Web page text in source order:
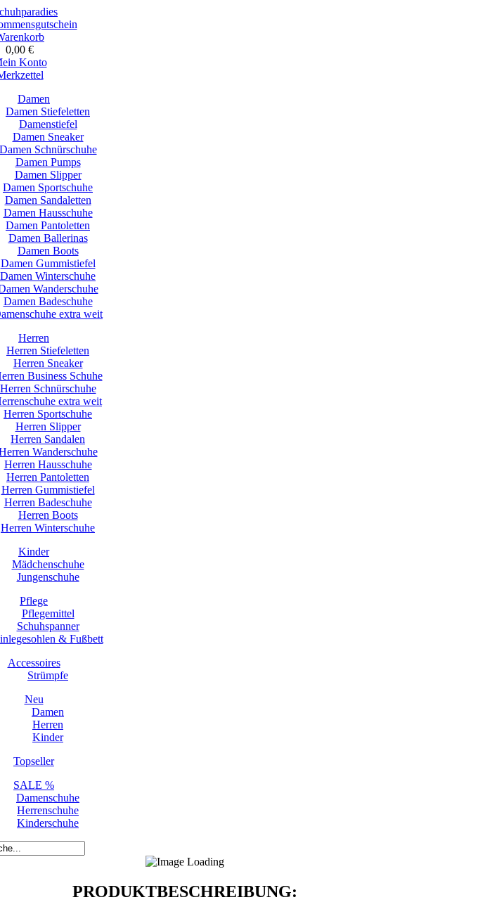
0,00 €
Konto
Damen
Damen Stiefeletten
Damenstiefel
Damen Sneaker
Damen Schnürschuhe
Damen Pumps
Damen Slipper
Damen Sportschuhe
Damen Sandaletten
Damen Hausschuhe
Damen Pantoletten
Damen Ballerinas
Damen Boots
Damen Gummistiefel
Damen Winterschuhe
Wanderschuhe
Damen Badeschuhe
extra weit
Herren
Herren Stiefeletten
Herren Sneaker
Business Schuhe
Herren Schnürschuhe
extra weit
Herren Sportschuhe
Herren Slipper
Herren Sandalen
Wanderschuhe
Herren Hausschuhe
Herren Pantoletten
Herren Gummistiefel
Herren Badeschuhe
Herren Boots
Herren Winterschuhe
Kinder
Mädchenschuhe
Jungenschuhe
Pflege
Pflegemittel
Schuhspanner
& Fußbett
Accessoires
Strümpfe
Neu
Damen
Herren
Kinder
Topseller
SALE %
Damenschuhe
Herrenschuhe
Kinderschuhe
PRODUKTBESCHREIBUNG: